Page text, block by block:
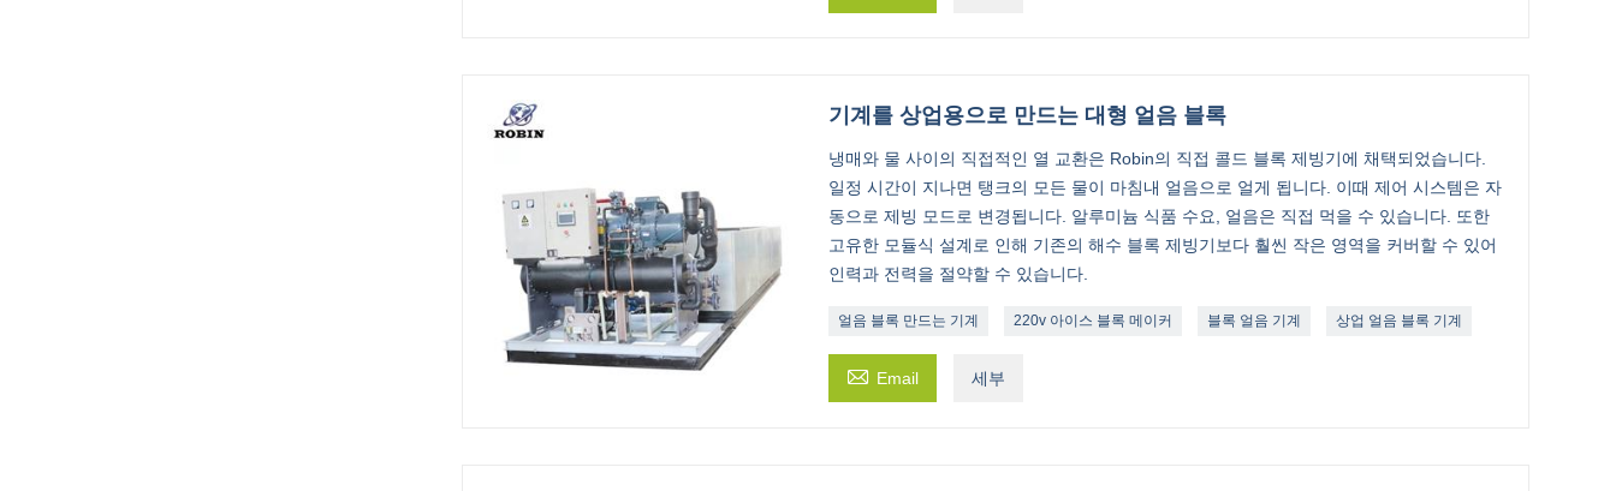
기계를 상업용으로 만드는 대형 얼음 블록
냉매와 물 사이의 직접적인 열 교환은 Robin의 직접 콜드 블록 제빙기에 채택되었습니다.
일정 시간이 지나면 탱크의 모든 물이 마침내 얼음으로 얼게 됩니다. 이때 제어 시스템은 자
동으로 제빙 모드로 변경됩니다. 알루미늄 식품 수요, 얼음은 직접 먹을 수 있습니다. 또한
고유한 모듈식 설계로 인해 기존의 해수 블록 제빙기보다 훨씬 작은 영역을 커버할 수 있어
인력과 전력을 절약할 수 있습니다.
얼음 블록 만드는 기계 220v 아이스 블록 메이커 블록 얼음 기계 상업 얼음 블록 기계
 Email 세부